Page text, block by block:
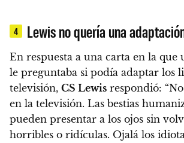
4 Lewis no quería una
En respuesta a una carta en la que
le preguntaba si podía adaptar los
televisión, CS Lewis respondió:
en la televisión. Las bestias
pueden presentar a los ojos sin
horribles o ridículas. Ojalá los